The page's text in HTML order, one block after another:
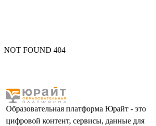
NOT FOUND 404
Образовательная платформа Юрайт - это
цифровой контент, сервисы, данные для